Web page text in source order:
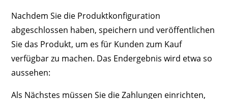
Nachdem Sie die Produktkonfiguration
abgeschlossen haben, speichern und veröffentlichen
Sie das Produkt, um es für Kunden zum Kauf
verfügbar zu machen. Das Endergebnis wird etwa so
aussehen:
Als Nächstes müssen Sie die Zahlungen einrichten,